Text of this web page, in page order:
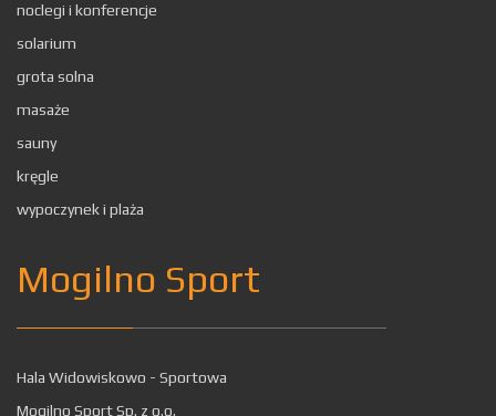
noclegi i konferencje
solarium
grota solna
masaże
sauny
kręgle
wypoczynek i plaża
Mogilno Sport
Hala Widowiskowo - Sportowa
Mogilno Sport Sp. z o.o.